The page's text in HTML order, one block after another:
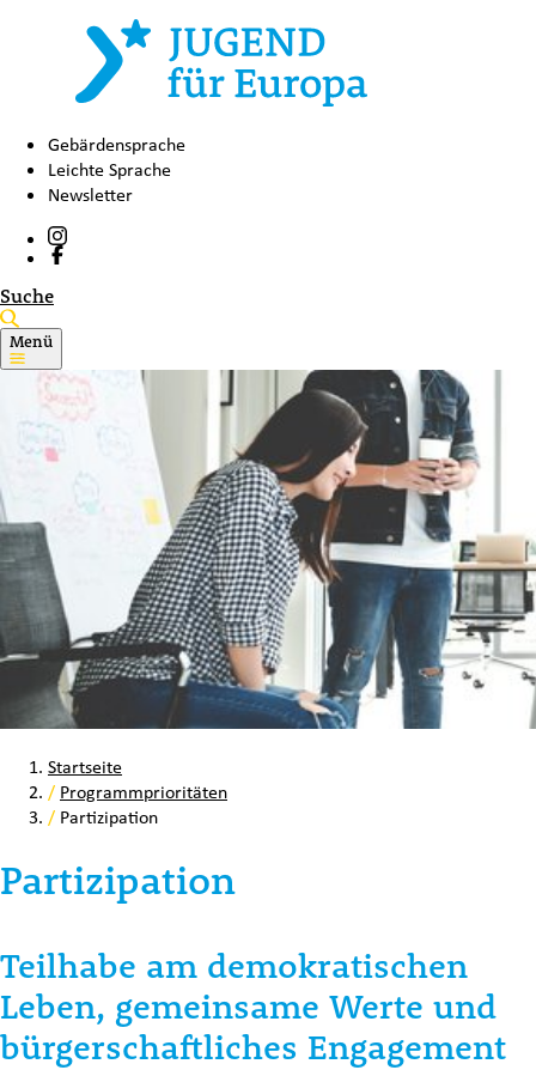
Gebärdensprache
Leichte Sprache
Newsletter
Suche
Menü
Startseite
/ Programmprioritäten
/ Partizipation
Partizipation
Teilhabe am demokratischen
Leben, gemeinsame Werte und
bürgerschaftliches Engagement